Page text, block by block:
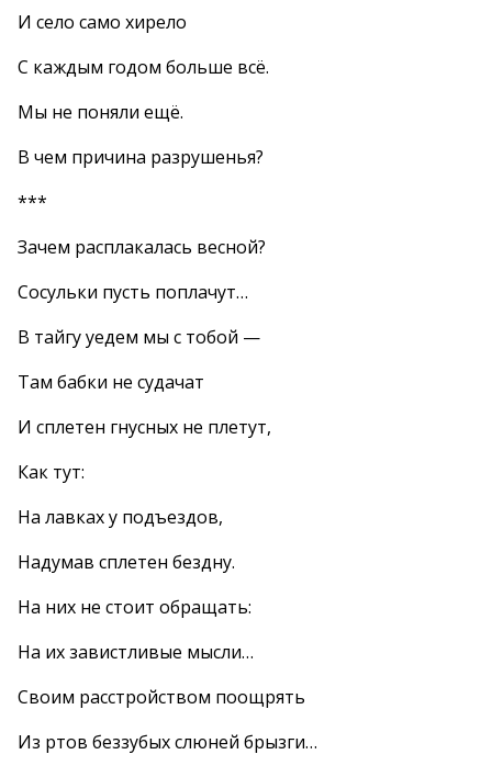
И село само хирело
С каждым годом больше всё.
Мы не поняли ещё.
В чем причина разрушенья?
***
Зачем расплакалась весной?
Сосульки пусть поплачут…
В тайгу уедем мы с тобой —
Там бабки не судачат
И сплетен гнусных не плетут,
Как тут:
На лавках у подъездов,
Надумав сплетен бездну.
На них не стоит обращать:
На их завистливые мысли…
Своим расстройством поощрять
Из ртов беззубых слюней брызги…